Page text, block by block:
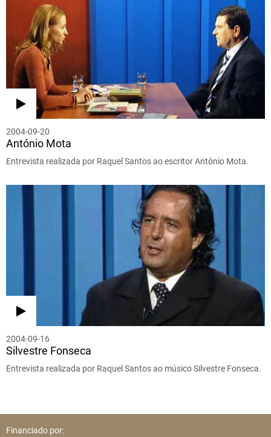
2004-09-20
António Mota
Entrevista realizada por Raquel Santos ao escritor António Mota.
2004-09-16
Silvestre Fonseca
Entrevista realizada por Raquel Santos ao músico Silvestre Fonseca.
Financiado por: